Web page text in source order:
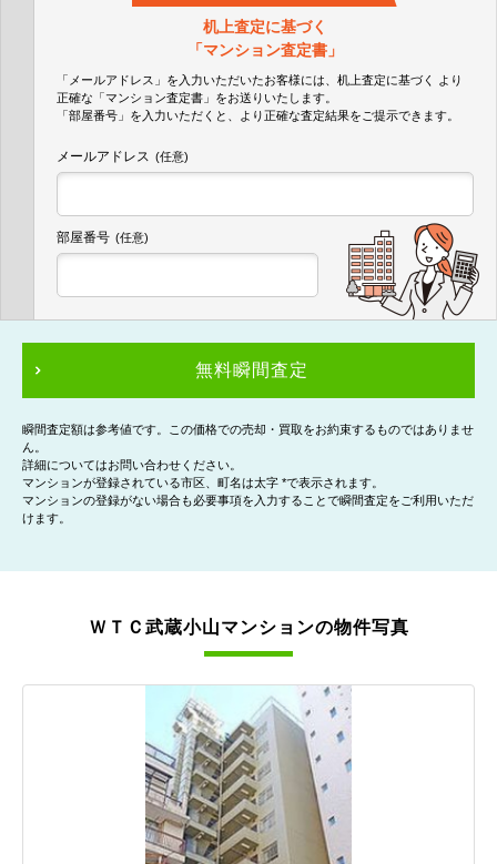
机上査定に基づく
「マンション査定書」
「メールアドレス」を入力いただいたお客様には、机上査定に基づく
より
正確な 「マンション査定書」 をお送りいたします。
「部屋番号」を入力いただくと、より正確な査定結果をご提示できます。
メールアドレス (任意)
部屋番号 (任意)
無料瞬間査定
瞬間査定額は参考値です。この価格での売却・買取をお約束するものではありませ
ん。
詳細についてはお問い合わせください。
マンションが登録されている市区、町名は太字 *で表示されます。
マンションの登録がない場合も必要事項を入力することで瞬間査定をご利用いただ
けます。
ＷＴＣ武蔵小山マンションの物件写真